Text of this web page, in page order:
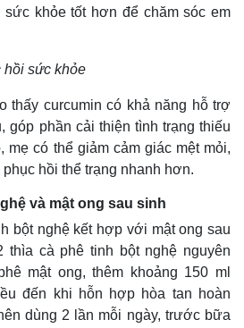
sức khỏe tốt hơn để chăm sóc em
hồi sức khỏe
thấy curcumin có khả năng hỗ trợ
góp phần cải thiện tình trạng thiếu
mẹ có thể giảm cảm giác mệt mỏi,
phục hồi thể trạng nhanh hơn.
và mật ong sau sinh
bột nghệ kết hợp với mật ong sau
thìa cà phê tinh bột nghệ nguyên
mật ong, thêm khoảng 150 ml
đến khi hỗn hợp hòa tan hoàn
dùng 2 lần mỗi ngày, trước bữa